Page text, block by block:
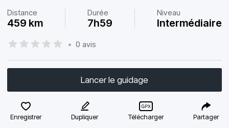
Distance
459 km
Durée
7h59
Niveau
Intermédiaire
• 0 avis
Lancer le guidage
Enregistrer Dupliquer Télécharger Partager